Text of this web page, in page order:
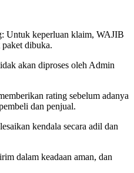
Untuk keperluan klaim, WAJIB
dibuka.
akan diproses oleh Admin
rating sebelum adanya
dan penjual.
kendala secara adil dan
dalam keadaan aman, dan